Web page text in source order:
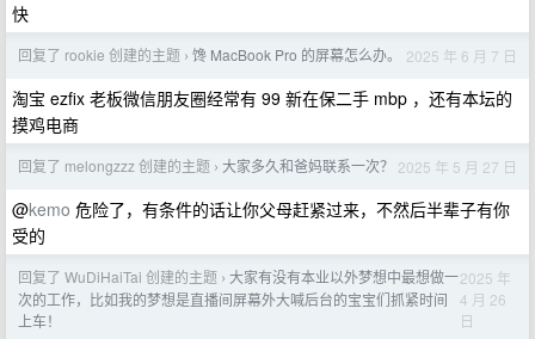
快
回复了 rookie 创建的主题 › 馋 MacBook Pro 的屏幕怎么办。 2025 年 6 月 7 日
淘宝 ezfix 老板微信朋友圈经常有 99 新在保二手 mbp ，还有本坛的
摸鸡电商
回复了 melongzzz 创建的主题 › 大家多久和爸妈联系一次？ 2025 年 5 月 27 日
@kemo 危险了，有条件的话让你父母赶紧过来，不然后半辈子有你
受的
回复了 WuDiHaiTai 创建的主题 › 大家有没有本业以外梦想中最想做一
次的工作，比如我的梦想是直播间屏幕外大喊后台的宝宝们抓紧时间
上车！
2025 年
4 月 26
日